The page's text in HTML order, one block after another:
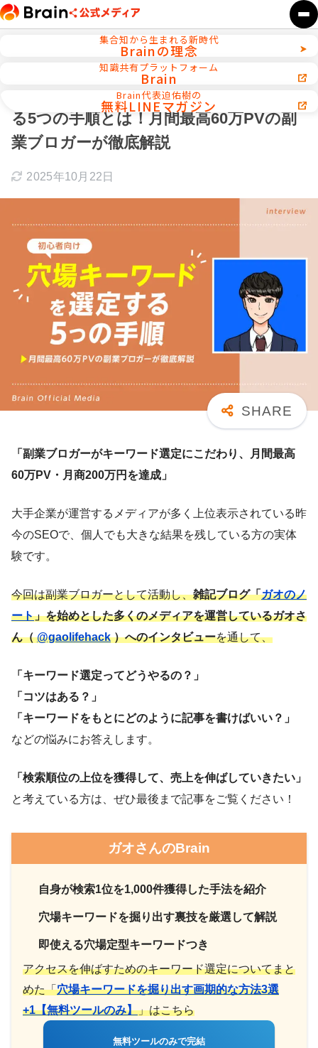
集合知から生まれる新時代
Brainの理念
知識共有プラットフォーム
Brain
Brain代表迫佑樹の
無料LINEマガジン
SEO／ブログ運営
【初心者向け】穴場キーワードを選定す
る5つの手順とは！月間最高60万PVの副
業ブロガーが徹底解説
2025年10月22日
「副業ブロガーがキーワード選定にこだわり、月間最高
60万PV・月商200万円を達成」
大手企業が運営するメディアが多く上位表示されている昨
今のSEOで、個人でも大きな結果を残している方の実体
験です。
今回は副業ブロガーとして活動し、雑記ブログ「ガオのノ
ート」を始めとした多くのメディアを運営しているガオさ
ん（@gaolifehack）へのインタビューを通して、
「キーワード選定ってどうやるの？」
「コツはある？」
「キーワードをもとにどのように記事を書けばいい？」
などの悩みにお答えします。
「検索順位の上位を獲得して、売上を伸ばしていきたい」
と考えている方は、ぜひ最後まで記事をご覧ください！
ガオさんのBrain
自身が検索1位を1,000件獲得した手法を紹介
穴場キーワードを掘り出す裏技を厳選して解説
即使える穴場定型キーワードつき
アクセスを伸ばすためのキーワード選定についてまと
めた「穴場キーワードを掘り出す画期的な方法3選
+1【無料ツールのみ】」はこちら
無料ツールのみで完結